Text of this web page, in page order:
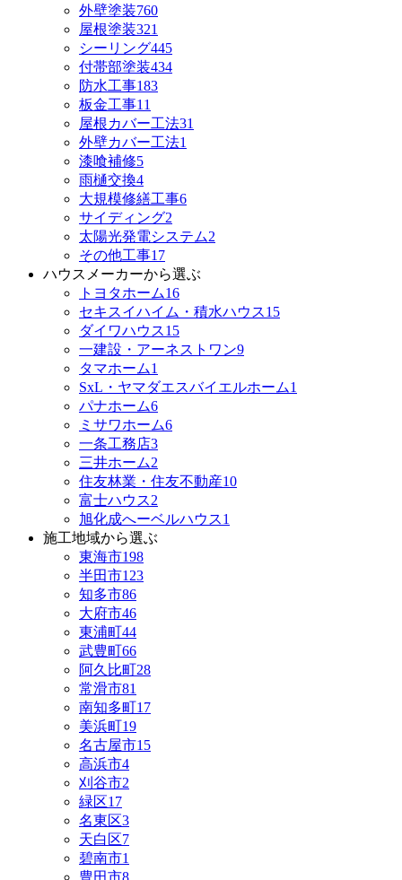
外壁塗装760
屋根塗装321
シーリング445
付帯部塗装434
防水工事183
板金工事11
屋根カバー工法31
外壁カバー工法1
漆喰補修5
雨樋交換4
大規模修繕工事6
サイディング2
太陽光発電システム2
その他工事17
ハウスメーカーから選ぶ
トヨタホーム16
セキスイハイム・積水ハウス15
ダイワハウス15
一建設・アーネストワン9
タマホーム1
SxL・ヤマダエスバイエルホーム1
パナホーム6
ミサワホーム6
一条工務店3
三井ホーム2
住友林業・住友不動産10
富士ハウス2
旭化成へーベルハウス1
施工地域から選ぶ
東海市198
半田市123
知多市86
大府市46
東浦町44
武豊町66
阿久比町28
常滑市81
南知多町17
美浜町19
名古屋市15
高浜市4
刈谷市2
緑区17
名東区3
天白区7
碧南市1
豊田市8